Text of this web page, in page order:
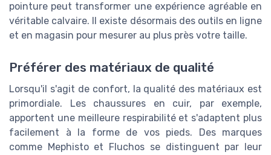
pointure peut transformer une expérience agréable en
véritable calvaire. Il existe désormais des outils en ligne
et en magasin pour mesurer au plus près votre taille.
Préférer des matériaux de qualité
Lorsqu'il s'agit de confort, la qualité des matériaux est
primordiale. Les chaussures en cuir, par exemple,
apportent une meilleure respirabilité et s'adaptent plus
facilement à la forme de vos pieds. Des marques
comme Mephisto et Fluchos se distinguent par leur